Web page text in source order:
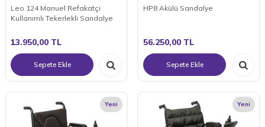
Leo 124 Manuel Refakatçi
Kullanımlı Tekerlekli Sandalye
13.950,00 TL
Sepete Ekle
HP8 Akülü Sandalye
56.250,00 TL
Sepete Ekle
Yeni Yeni